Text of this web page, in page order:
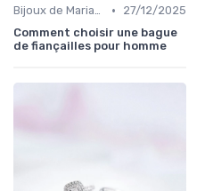
Bijoux de Mariage et de Fiançailles •
27/12/2025
Comment choisir une bague
de fiançailles pour homme